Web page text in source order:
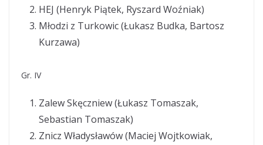
HEJ (Henryk Piątek, Ryszard Woźniak)
Młodzi z Turkowic (Łukasz Budka, Bartosz
Kurzawa)
Gr. IV
Zalew Skęczniew (Łukasz Tomaszak,
Sebastian Tomaszak)
Znicz Władysławów (Maciej Wojtkowiak,